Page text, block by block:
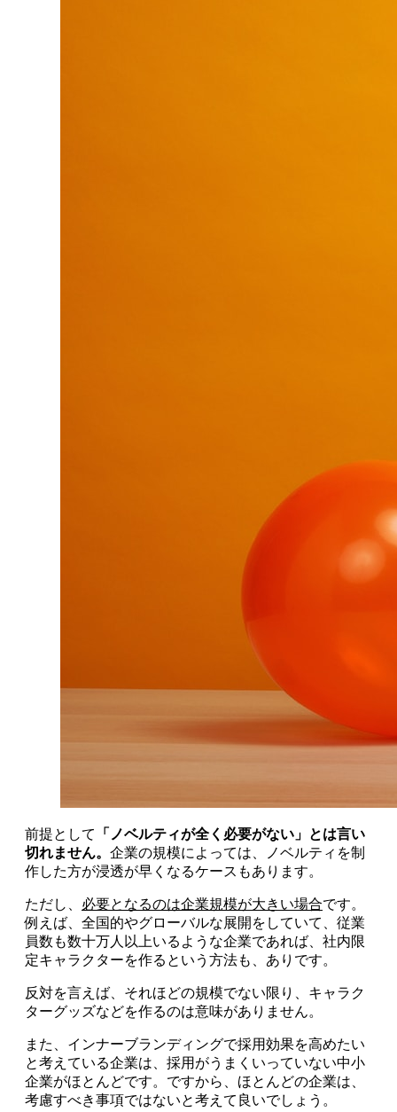
前提として
「ノベルティが全く必要がない」とは言い
切れません。 企業の規模によっては、ノベルティを制
作した方が浸透が早くなるケースもあります。
ただし、 必要となるのは企業規模が大きい場合です。
例えば、全国的やグローバルな展開をしていて、従業
員数も数十万人以上いるような企業であれば、社内限
定キャラクターを作るという方法も、ありです。
反対を言えば、それほどの規模でない限り、キャラク
ターグッズなどを作るのは意味がありません。
また、インナーブランディングで採用効果を高めたい
と考えている企業は、採用がうまくいっていない中小
企業がほとんどです。ですから、ほとんどの企業は、
考慮すべき事項ではないと考えて良いでしょう。